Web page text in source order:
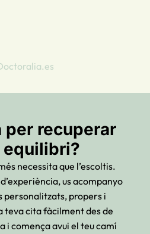
per recuperar
equilibri?
necessita que l’escoltis.
us acompanyo
propers i
teva cita fàcilment des de
i comença avui el teu camí